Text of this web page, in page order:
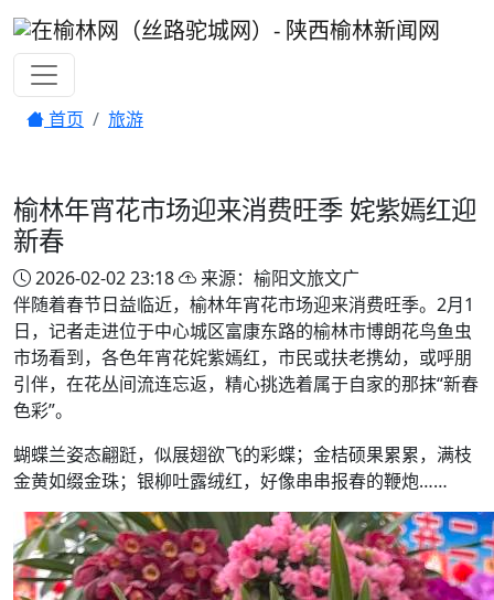
首页 旅游
榆林年宵花市场迎来消费旺季 姹紫嫣红迎
新春
2026-02-02 23:18
来源：榆阳文旅文广
伴随着春节日益临近，榆林年宵花市场迎来消费旺季。2月1
日，记者走进位于中心城区富康东路的榆林市博朗花鸟鱼虫
市场看到，各色年宵花姹紫嫣红，市民或扶老携幼，或呼朋
引伴，在花丛间流连忘返，精心挑选着属于自家的那抹“新春
色彩”。
蝴蝶兰姿态翩跹，似展翅欲飞的彩蝶；金桔硕果累累，满枝
金黄如缀金珠；银柳吐露绒红，好像串串报春的鞭炮……